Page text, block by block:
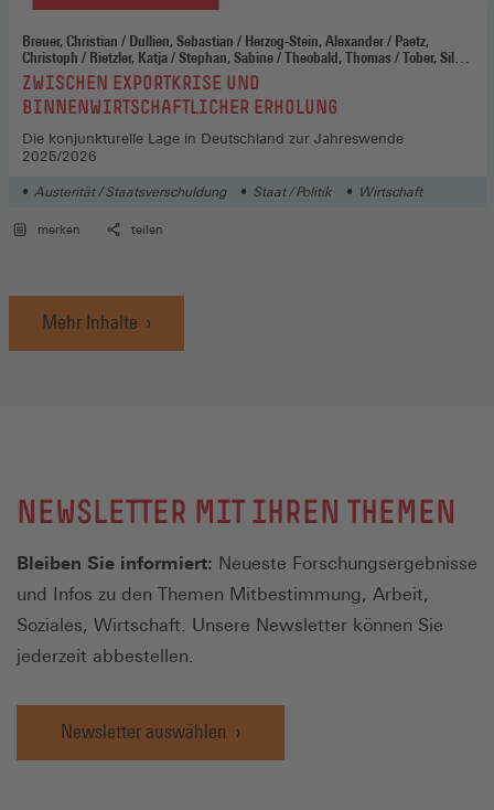
Breuer, Christian / Dullien, Sebastian / Herzog-Stein, Alexander / Paetz,
Christoph / Rietzler, Katja / Stephan, Sabine / Theobald, Thomas / Tober, Silke
/ Watzka, Sebastian
:ZWISCHEN EXPORTKRISE UND
BINNENWIRTSCHAFTLICHER ERHOLUNG
Die konjunkturelle Lage in Deutschland zur Jahreswende
2025/2026
Austerität / Staatsverschuldung Staat / Politik Wirtschaft
merken teilen
Mehr Inhalte
NEWSLETTER MIT IHREN THEMEN
Bleiben Sie informiert: Neueste Forschungsergebnisse
und Infos zu den Themen Mitbestimmung, Arbeit,
Soziales, Wirtschaft. Unsere Newsletter können Sie
jederzeit abbestellen.
Newsletter auswählen